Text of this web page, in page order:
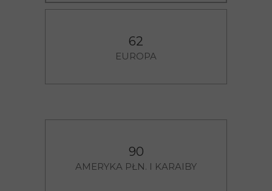
90
AMERYKA PŁN. I KARAIBY
62
EUROPA